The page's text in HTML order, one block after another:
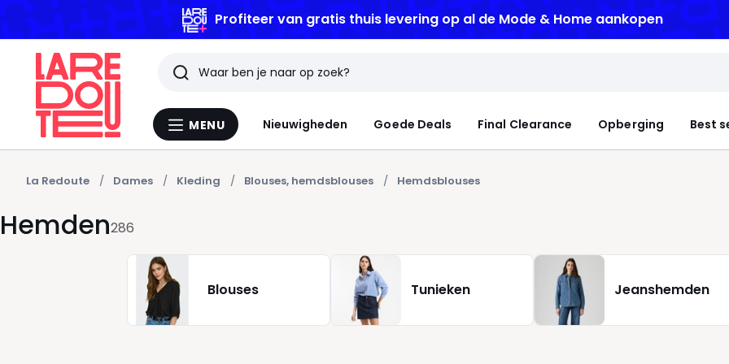
Profiteer van gratis thuis leveringop al de Mode & Home aankopen
Menu
MENU Nieuwigheden Goede Deals Final Clearance Opberging Best
Zoeken
Laatst
bekeken
artikelen
La Redoute Dames Kleding Blouses, hemdsblouses Hemdsblouses
Hemden286
Blouses Tunieken Jeanshemden